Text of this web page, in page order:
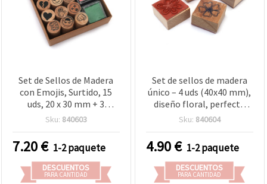
Set de Sellos de Madera
con Emojis, Surtido, 15
uds, 20 x 30 mm + 3
Almohadillas de Tinta de
Scrapbooking, Tarjetas y
Manualidades Escolares
Sku: 840603
7.20€ 1-2 paquete
DESCUENTOS
PARA CANTIDAD
Set de sellos de madera
único – 4 uds (40x40 mm),
diseño floral, perfecto
para manualidades DIY y
Sku: 840604
4.90€ 1-2 paquete
DESCUENTOS
PARA CANTIDAD